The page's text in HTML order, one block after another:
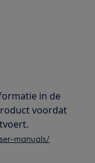
in de
voordat
manuals/